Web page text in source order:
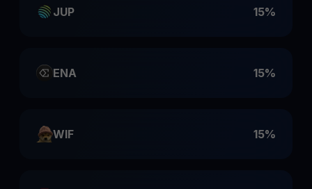
JUP 15%
ENA 15%
WIF 15%